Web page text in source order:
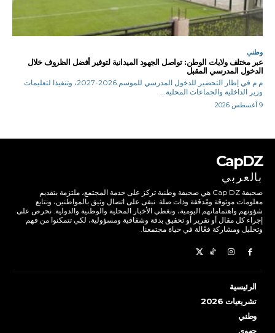
وطني
عبر مختلف ولايات الوطن: تواصل الجهود الميدانية لتوفير أفضل الظروف خلال
الدخول المدرسي المقبل
م م في إطار التحضير للدخول المدرسي للموسم 2026-2027، وتنفيذا لتعليمات
وزير الداخلية والجماعات المحلية...
9 أغسطس 2026
CapDZ
بالعربي
صحيفة Cap DZ هي صحيفة وطنية تركز على خدمة المجتمع، ملتزمة بتقديم
معلومات موثوقة ومُدققة وذات صلة. نبقى على اتصال وثيق بالمواطنين، ونتابع
شؤونهم واهتماماتهم اليومية، ونغطي الأخبار المحلية والوطنية والدولية. نحرص على
إجراء كل مقال أو تقرير أو تحقيق بدقة وشفافية ومسؤولية، لكي تتمكنوا من فهم
وتحليل ومشاركة فعّالة في حياة مجتمعنا.
الرئيسية
تشريعيات 2026
وطني
جهوي